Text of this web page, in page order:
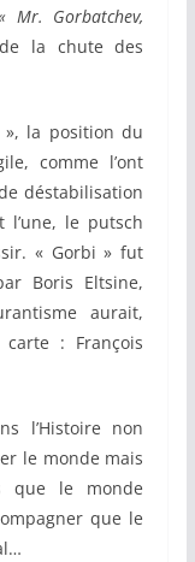
Mr. Gorbatchev,
la chute des
la position du
comme l’ont
déstabilisation
le putsch
« Gorbi » fut
Boris Eltsine,
aurait,
: François
l’Histoire non
le monde mais
que le monde
que le